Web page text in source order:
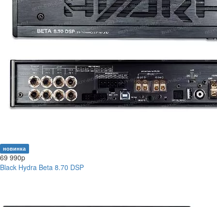
новинка
69 990p
Black Hydra Beta 8.70 DSP